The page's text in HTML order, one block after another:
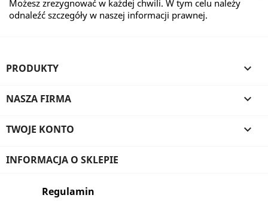
Możesz zrezygnować w każdej chwili. W tym celu należy
odnaleźć szczegóły w naszej informacji prawnej.
PRODUKTY 
NASZA FIRMA 
TWOJE KONTO 
INFORMACJA O SKLEPIE
Regulamin